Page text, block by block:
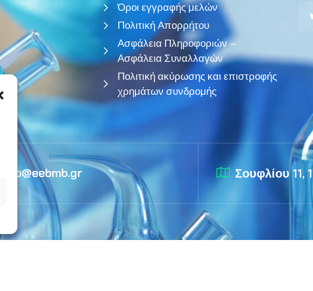
Όροι εγγραφής μελών
Πολιτική Απορρήτου
Ασφάλεια Πληροφοριών –
Ασφάλεια Συναλλαγών
Πολιτική ακύρωσης και επιστροφής
χρημάτων συνδρομής
info@eebmb.gr Σουφλίου 11,